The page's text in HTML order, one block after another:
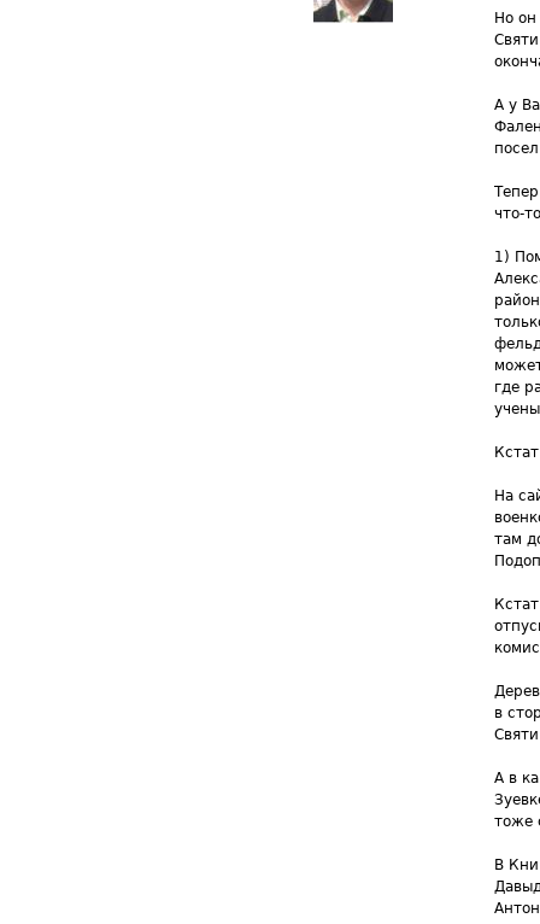
Но
А у
что-
1)
где
На
там
в
А в
тоже
В